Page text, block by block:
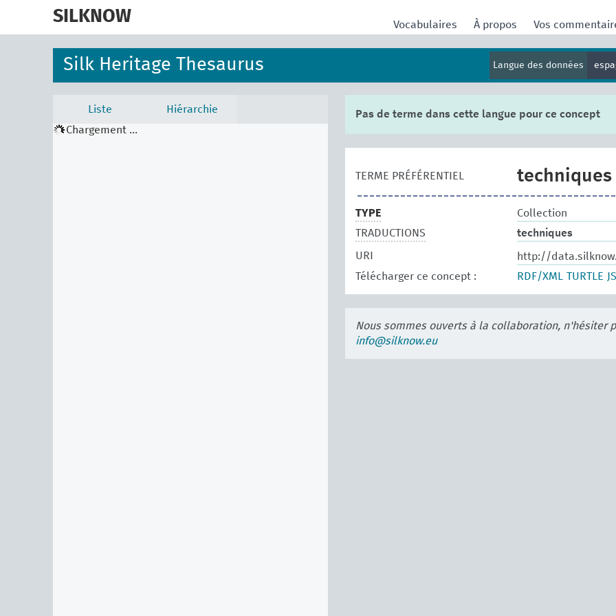
SILKNOW Vocabulaires À propos Vos
Silk Heritage Thesaurus Langue des données
Liste
Hiérarchie
Chargement ...
Pas de terme dans cette langue pour ce concept
TERME PRÉFÉRENTIEL techniques
TYPE
Collection
TRADUCTIONS
techniques
URI
http://
Télécharger ce concept :
RDF/XML TURTLE
Nous sommes ouverts à la collaboration, n'hésiter
info@silknow.eu